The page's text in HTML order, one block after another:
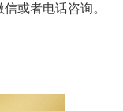
或者电话咨询。